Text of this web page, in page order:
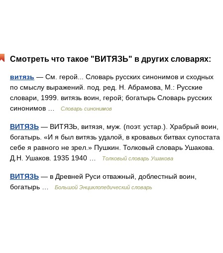
Смотреть что такое "ВИТЯЗЬ" в других словарях:
витязь — См. герой... Словарь русских синонимов и сходных
по смыслу выражений. под. ред. Н. Абрамова, М.: Русские
словари, 1999. витязь воин, герой; богатырь Словарь русских
синонимов …
Словарь синонимов
ВИТЯЗЬ — ВИТЯЗЬ, витязя, муж. (поэт. устар.). Храбрый воин,
богатырь. «И я был витязь удалой, в кровавых битвах супостата
себе я равного не зрел.» Пушкин. Толковый словарь Ушакова.
Д.Н. Ушаков. 1935 1940 …
Толковый словарь Ушакова
ВИТЯЗЬ — в Древней Руси отважный, доблестный воин,
богатырь …
Большой Энциклопедический словарь